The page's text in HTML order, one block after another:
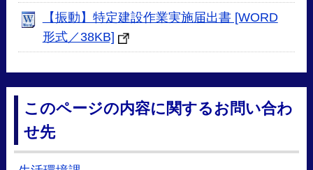
【振動】特定建設作業実施届出書 [WORD
形式／38KB]
このページの内容に関するお問い合わ
せ先